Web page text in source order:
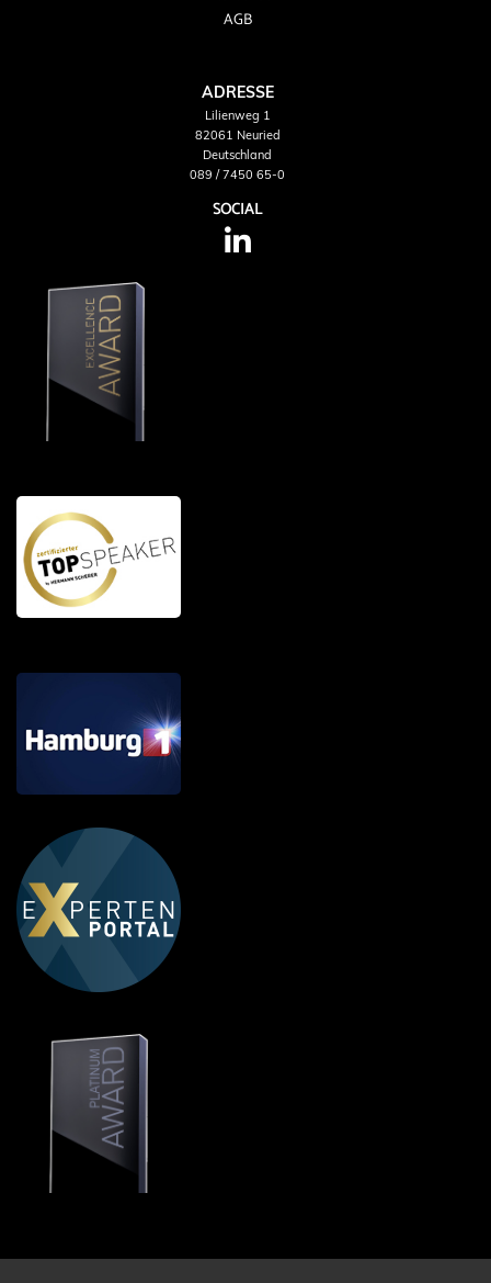
AGB
ADRESSE
Lilienweg 1
82061 Neuried
Deutschland
089 / 7450 65-0
SOCIAL